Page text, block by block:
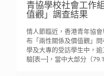
青協學校社會工作
值觀」調查結果
情人節臨近，香港青年協
布「兩性關係及價值觀」
學及大專的受訪學生中，
驗[表一]，當中大部分（